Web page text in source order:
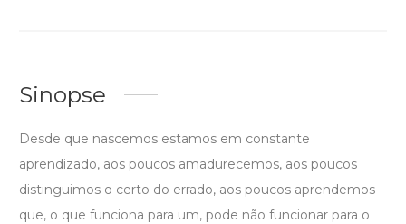
Sinopse
Desde que nascemos estamos em constante
aprendizado, aos poucos amadurecemos, aos poucos
distinguimos o certo do errado, aos poucos aprendemos
que, o que funciona para um, pode não funcionar para o